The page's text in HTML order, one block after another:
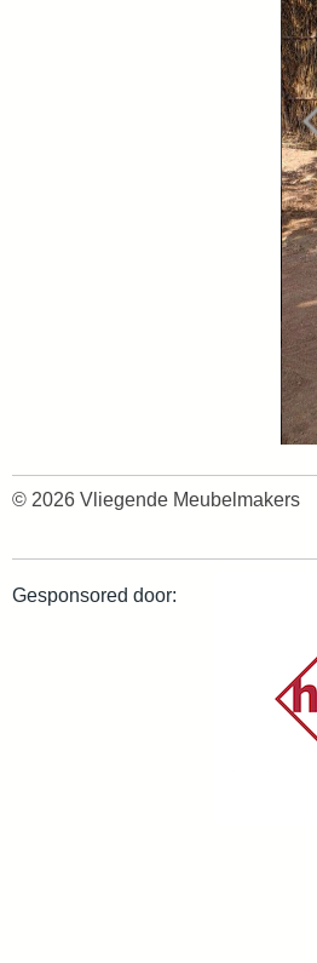
© 2026 Vliegende Meubelmakers
Gesponsored door: